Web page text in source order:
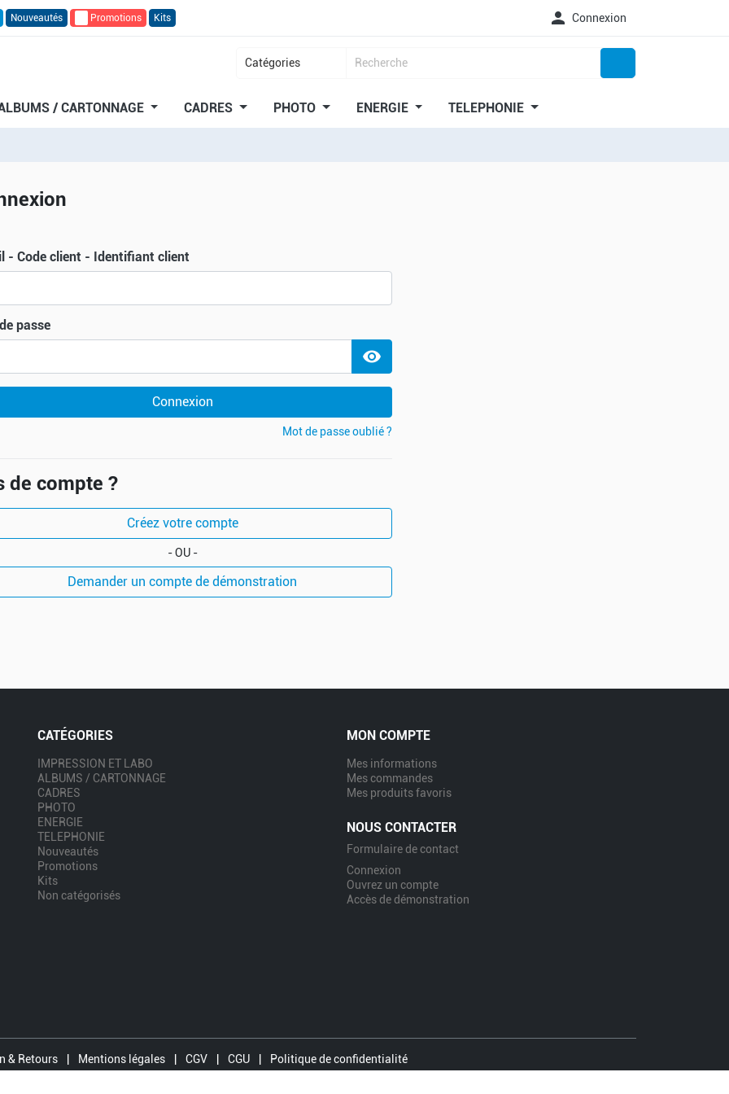
Nouveautés Promotions Kits  Connexion
/ CARTONNAGE CADRES PHOTO ENERGIE TELEPHONIE
- Code client - Identifiant client
passe
visibility
Connexion
Mot de passe oublié ?
de compte ?
Créez votre compte
- OU -
Demander un compte de démonstration
CATÉGORIES
IMPRESSION ET LABO
ALBUMS / CARTONNAGE
CADRES
PHOTO
ENERGIE
TELEPHONIE
Nouveautés
Promotions
Kits
Non catégorisés
MON COMPTE
Mes informations
Mes commandes
Mes produits favoris
NOUS CONTACTER
Formulaire de contact
Connexion
Ouvrez un compte
Accès de démonstration
& Retours Mentions légales CGV CGU
Politique de confidentialité